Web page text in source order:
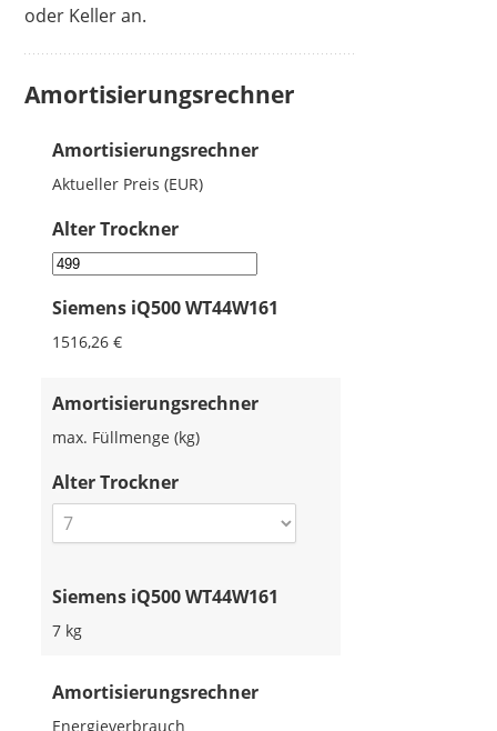
oder Keller an.
Amortisierungsrechner
Amortisierungsrechner
Aktueller Preis (EUR)
Alter Trockner
Siemens iQ500 WT44W161
1516,26 €
Amortisierungsrechner
max. Füllmenge (kg)
Alter Trockner
Siemens iQ500 WT44W161
7 kg
Amortisierungsrechner
Energieverbrauch